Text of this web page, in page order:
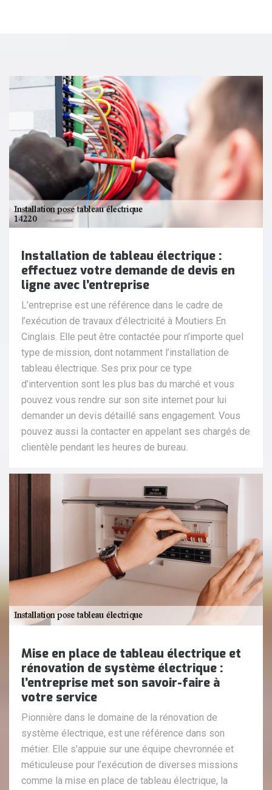
Installation de tableau électrique :
effectuez votre demande de devis en
ligne avec l’entreprise
L’entreprise est une référence dans le cadre de
l’exécution de travaux d’électricité à Moutiers En
Cinglais. Elle peut être contactée pour n’importe quel
type de mission, dont notamment l’installation de
tableau électrique. Ses prix pour ce type
d’intervention sont les plus bas du marché et vous
pouvez vous rendre sur son site internet pour lui
demander un devis détaillé sans engagement. Vous
pouvez aussi la contacter en appelant ses chargés de
clientèle pendant les heures de bureau.
Mise en place de tableau électrique et
rénovation de système électrique :
l’entreprise met son savoir-faire à
votre service
Pionnière dans le domaine de la rénovation de
système électrique, est une référence dans son
métier. Elle s’appuie sur une équipe chevronnée et
méticuleuse pour l’exécution de diverses missions
comme la mise en place de tableau électrique, la